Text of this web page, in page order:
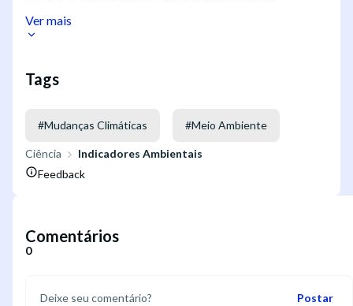
Ver mais
Tags
#Mudanças Climáticas #Meio Ambiente
Ciência
Indicadores Ambientais
Feedback
Comentários
0
Postar